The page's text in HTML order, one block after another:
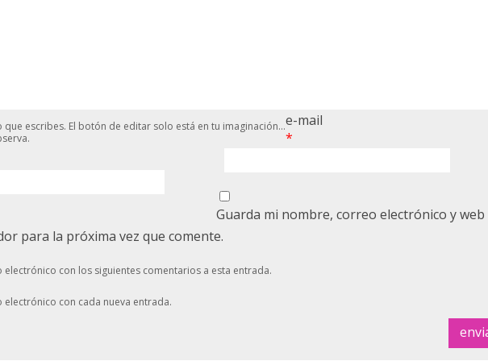
que escribes. El botón de editar solo está en tu imaginación...e-mail
*
Guarda mi nombre, correo electrónico y web
para la próxima vez que comente.
electrónico con los siguientes comentarios a esta entrada.
electrónico con cada nueva entrada.